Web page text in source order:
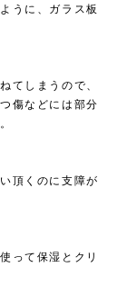
うに、ガラス板
てしまうので、
傷などには部分
頂くのに支障が
って保湿とクリ